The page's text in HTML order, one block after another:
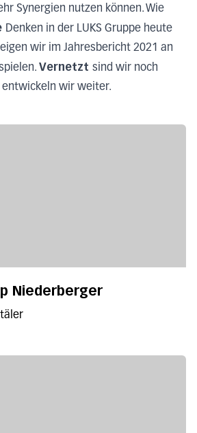
Synergien nutzen können. Wie
Denken in der LUKS Gruppe heute
wir im Jahresbericht 2021 an
Vernetzt sind wir noch
wir weiter.
Niederberger